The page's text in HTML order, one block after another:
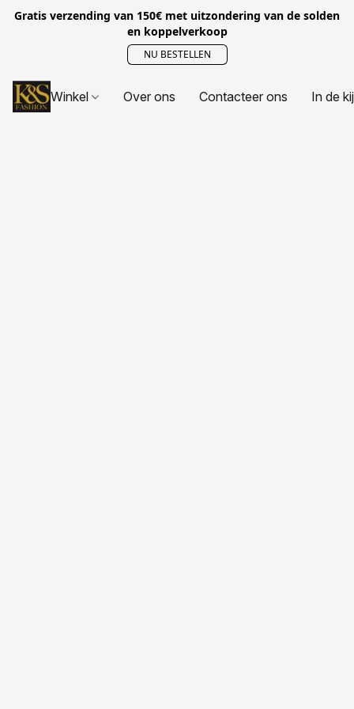
Gratis verzending van 150€ met uitzondering van de solden
en koppelverkoop
NU BESTELLEN
Winkel Over ons Contacteer ons In de